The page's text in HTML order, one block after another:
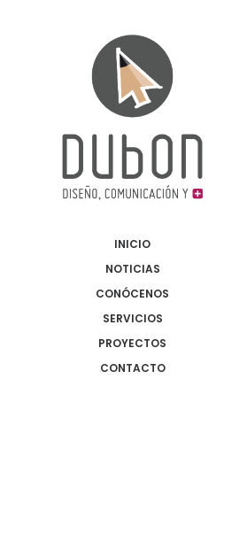
INICIO
NOTICIAS
CONÓCENOS
SERVICIOS
PROYECTOS
CONTACTO